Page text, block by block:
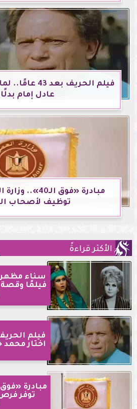
فيلم الحريف
عادل إمام
مبادرة «فوق
توظيف لأصحاب
الأكثر قراءةً
فيلمًا وقصة
اختار محمد
توفر